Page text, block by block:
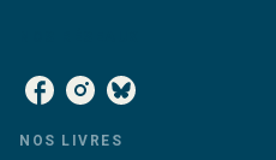
NOS LIVRES